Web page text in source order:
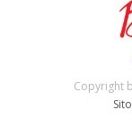
Copyright